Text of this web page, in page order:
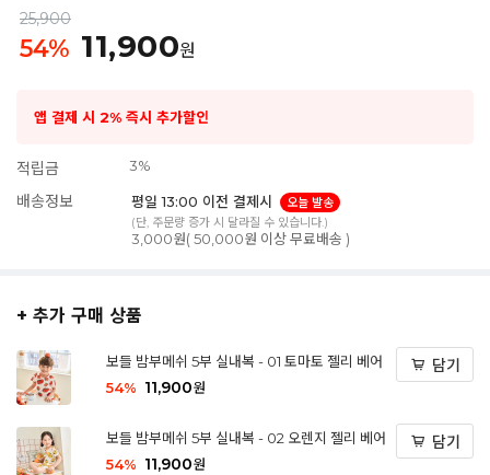
25,900
54% 11,900원
앱 결제 시 2% 즉시 추가할인
적립금 3%
배송정보 평일 13:00 이전 결제시
오늘 발송
(단, 주문량 증가 시 달라질 수 있습니다.)
3,000원( 50,000원 이상 무료배송 )
+ 추가 구매 상품
보들 밤부메쉬 5부 실내복 - 01 토마토 젤리 베어
54% 11,900원
담기
보들 밤부메쉬 5부 실내복 - 02 오렌지 젤리 베어
54% 11,900원
담기